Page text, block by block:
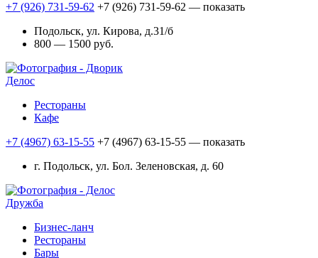
+7 (926) 731-59-62 +7 (926) 731-59-62 — показать
Подольск, ул. Кирова, д.31/б
800 — 1500 руб.
Делос
Рестораны
Кафе
+7 (4967) 63-15-55 +7 (4967) 63-15-55 — показать
г. Подольск, ул. Бол. Зеленовская, д. 60
Дружба
Бизнес-ланч
Рестораны
Бары